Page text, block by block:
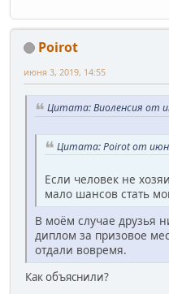
Poirot
июня 3, 2019, 14:55
Цитата: Виоленсия от
Цитата: Poirot от
Если человек не
мало шансов стать
В моём случае друзья
диплом за призовое
отдали вовремя.
Как объяснили?